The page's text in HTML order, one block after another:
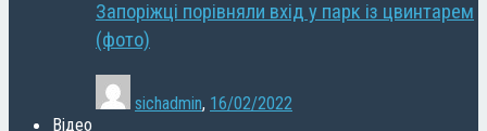
Запоріжці порівняли вхід у парк із цвинтарем
(фото)
sichadmin, 16/02/2022
Відео